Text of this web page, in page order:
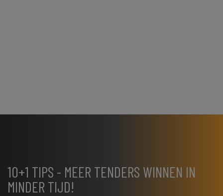
10+1 TIPS - MEER TENDERS WINNEN IN
MINDER TIJD!